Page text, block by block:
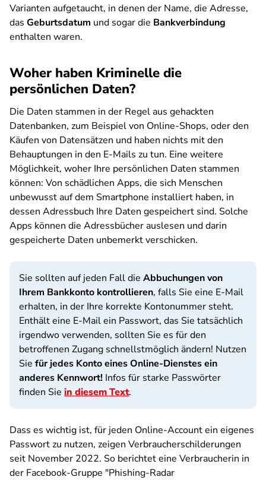
Varianten aufgetaucht, in denen der Name, die Adresse,
das Geburtsdatum und sogar die Bankverbindung
enthalten waren.
Woher haben Kriminelle die
persönlichen Daten?
Die Daten stammen in der Regel aus gehackten
Datenbanken, zum Beispiel von Online-Shops, oder den
Käufen von Datensätzen und haben nichts mit den
Behauptungen in den E-Mails zu tun. Eine weitere
Möglichkeit, woher Ihre persönlichen Daten stammen
können: Von schädlichen Apps, die sich Menschen
unbewusst auf dem Smartphone installiert haben, in
dessen Adressbuch Ihre Daten gespeichert sind. Solche
Apps können die Adressbücher auslesen und darin
gespeicherte Daten unbemerkt verschicken.
Sie sollten auf jeden Fall die Abbuchungen von
Ihrem Bankkonto kontrollieren, falls Sie eine E-Mail
erhalten, in der Ihre korrekte Kontonummer steht.
Enthält eine E-Mail ein Passwort, das Sie tatsächlich
irgendwo verwenden, sollten Sie es für den
betroffenen Zugang schnellstmöglich ändern! Nutzen
Sie für jedes Konto eines Online-Dienstes ein
anderes Kennwort! Infos für starke Passwörter
finden Sie in diesem Text.
Dass es wichtig ist, für jeden Online-Account ein eigenes
Passwort zu nutzen, zeigen Verbraucherschilderungen
seit November 2022. So berichtet eine Verbraucherin in
der Facebook-Gruppe "Phishing-Radar